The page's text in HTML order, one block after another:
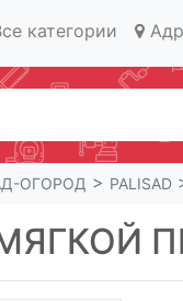
категории
ОГОРОД > PALISAD